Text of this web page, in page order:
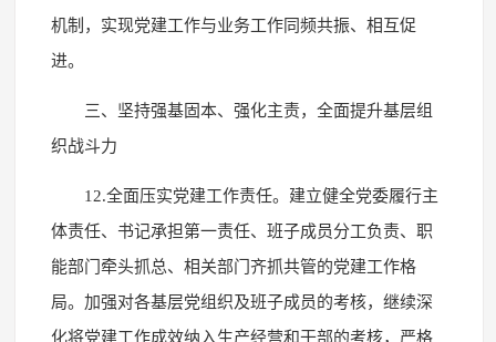
机制，实现党建工作与业务工作同频共振、相互促
进。
三、坚持强基固本、强化主责，全面提升基层组
织战斗力
12.全面压实党建工作责任。建立健全党委履行主
体责任、书记承担第一责任、班子成员分工负责、职
能部门牵头抓总、相关部门齐抓共管的党建工作格
局。加强对各基层党组织及班子成员的考核，继续深
化将党建工作成效纳入生产经营和干部的考核，严格